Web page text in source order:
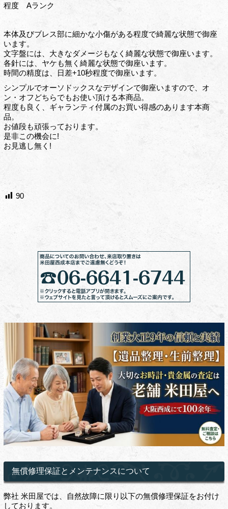
程度 Aランク
本体及びブレス部に細かな小傷がある程度で綺麗な状態で御座
います。
文字盤には、大きなダメージもなく綺麗な状態で御座います。
各針には、ヤケも無く綺麗な状態で御座います。
時間の精度は、日差+10秒程度で御座います。
シンプルでオーソドックスなデザインで御座いますので、オ
ン・オフどちらでもお使い頂ける本商品。
程度も良く、ギャランティ付属のお買い得感のあります本商
品。
お値段も頑張っております。
是非この機会に!
お見逃し無く!
90
無償修理保証とメンテナンスについて
弊社 米田屋では、自然故障に限り以下の無償修理保証をお付け
しております。